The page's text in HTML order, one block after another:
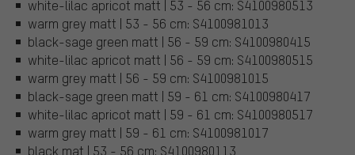
white-lilac apricot matt | 53 - 56 cm: S4100980513
warm grey matt | 53 - 56 cm: S4100981013
black-sage green matt | 56 - 59 cm: S4100980415
white-lilac apricot matt | 56 - 59 cm: S4100980515
warm grey matt | 56 - 59 cm: S4100981015
black-sage green matt | 59 - 61 cm: S4100980417
white-lilac apricot matt | 59 - 61 cm: S4100980517
warm grey matt | 59 - 61 cm: S4100981017
black mat | 53 - 56 cm: S4100980113